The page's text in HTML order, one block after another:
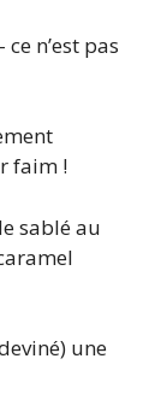
n’est pas
faim !
sablé au
une